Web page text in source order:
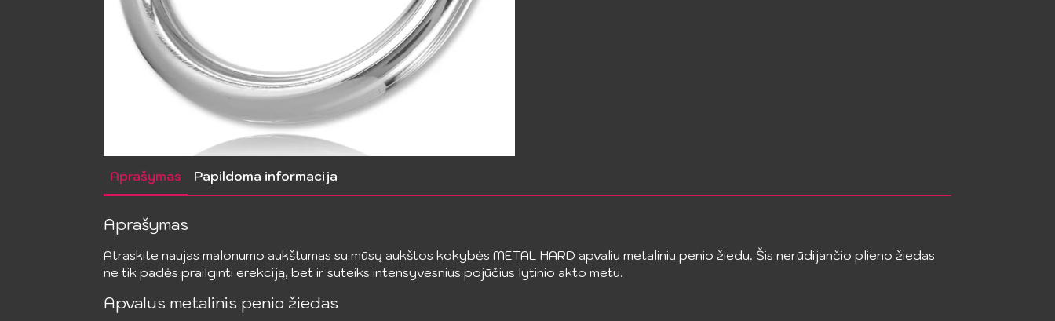
Aprašymas Papildoma informacija
Aprašymas
Atraskite naujas malonumo aukštumas su mūsų aukštos kokybės METAL HARD apvaliu metaliniu penio žiedu. Šis nerūdijančio plieno žiedas
ne tik padės prailginti erekciją, bet ir suteiks intensyvesnius pojūčius lytinio akto metu.
Apvalus metalinis penio žiedas